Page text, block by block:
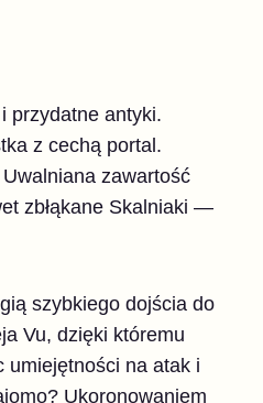
przydatne antyki.
z cechą portal.
zawartość
zbłąkane Skalniaki —
szybkiego dojścia do
Vu, dzięki któremu
umiejętności na atak i
Ukoronowaniem